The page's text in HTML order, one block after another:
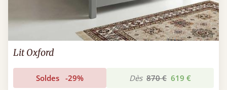
Lit Oxford
Soldes -29% Dès 870 € 619 €